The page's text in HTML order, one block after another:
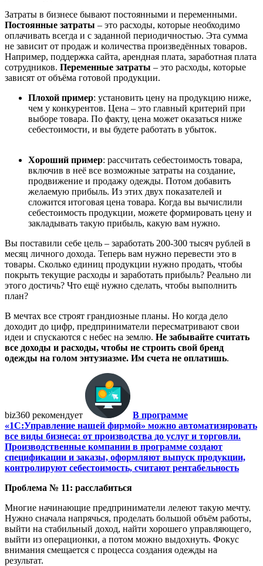
Затраты в бизнесе бывают постоянными и переменными.
Постоянные затраты – это расходы, которые необходимо
оплачивать всегда и с заданной периодичностью. Эта сумма
не зависит от продаж и количества произведённых товаров.
Например, поддержка сайта, арендная плата, заработная плата
сотрудников. Переменные затраты – это расходы, которые
зависят от объёма готовой продукции.
Плохой пример: установить цену на продукцию ниже,
чем у конкурентов. Цена – это главный критерий при
выборе товара. По факту, цена может оказаться ниже
себестоимости, и вы будете работать в убыток.
Хороший пример: рассчитать себестоимость товара,
включив в неё все возможные затраты на создание,
продвижение и продажу одежды. Потом добавить
желаемую прибыль. Из этих двух показателей и
сложится итоговая цена товара. Когда вы вычислили
себестоимость продукции, можете формировать цену и
закладывать такую прибыль, какую вам нужно.
Вы поставили себе цель – заработать 200-300 тысяч рублей в
месяц личного дохода. Теперь вам нужно перевести это в
товары. Сколько единиц продукции нужно продать, чтобы
покрыть текущие расходы и заработать прибыль? Реально ли
этого достичь? Что ещё нужно сделать, чтобы выполнить
план?
В мечтах все строят грандиозные планы. Но когда дело
доходит до цифр, предприниматели пересматривают свои
идеи и спускаются с небес на землю. Не забывайте считать
все доходы и расходы, чтобы не строить свой бренд
одежды на голом энтузиазме. Им счета не оплатишь.
biz360 рекомендует
В программе
«1С:Управление нашей фирмой» можно автоматизировать
все виды бизнеса: от производства до услуг и торговли.
Производственные компании в программе создают
спецификации и заказы, оформляют выпуск продукции,
контролируют себестоимость, считают рентабельность
Проблема № 11: расслабиться
Многие начинающие предприниматели лелеют такую мечту.
Нужно сначала напрячься, проделать большой объём работы,
выйти на стабильный доход, найти хорошего управляющего,
выйти из операционки, а потом можно выдохнуть. Фокус
внимания смещается с процесса создания одежды на
результат.